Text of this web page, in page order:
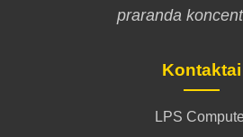
praranda
Kontaktai
LPS